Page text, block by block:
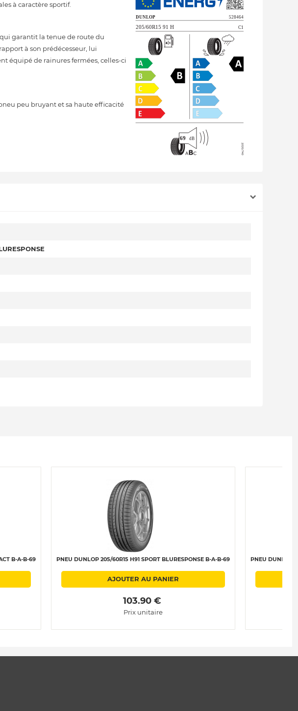
à caractère sportif.
garantit la tenue de route du
à son prédécesseur, lui
équipé de rainures fermées, celles-ci
peu bruyant et sa haute efficacité
B-A-B-69 PNEU DUNLOP 205/60R15 H91 SPORT BLURESPONSE B-A-B-69
AJOUTER AU PANIER
103.90 €
Prix unitaire
PNEU DUNLOP